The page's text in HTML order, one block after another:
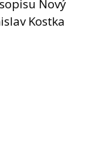
Nový
Kostka